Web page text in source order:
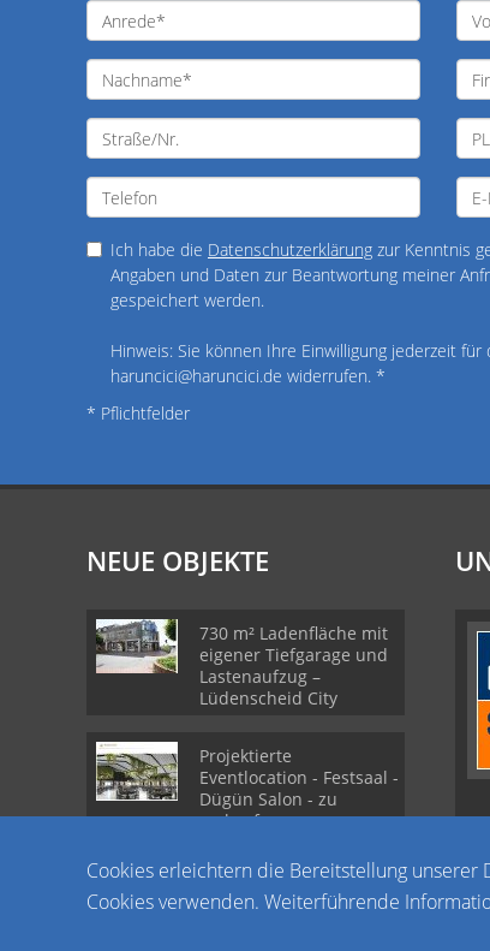
Ich habe die Datenschutzerklärung zur Kenntnis
Angaben und Daten zur Beantwortung meiner
gespeichert werden.
Hinweis: Sie können Ihre Einwilligung jederzeit
haruncici@haruncici.de widerrufen. *
* Pflichtfelder
Cookies erleichtern die Bereitstellung unserer
Cookies verwenden. Weiterführende
NEUE OBJEKTE
730 m² Ladenfläche mit
eigener Tiefgarage und
Lastenaufzug –
Lüdenscheid City
Projektierte
Eventlocation - Festsaal -
Dügün Salon - zu
verkaufen
Cici Saray: Die Top-
Eventlocation in der